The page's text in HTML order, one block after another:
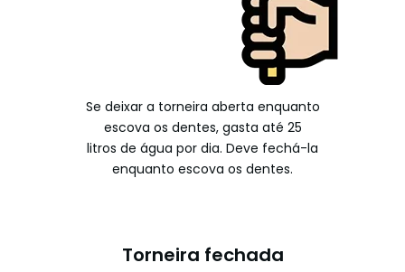
Se deixar a torneira aberta enquanto
escova os dentes, gasta até 25
litros de água por dia. Deve fechá-la
enquanto escova os dentes.
Torneira fechada